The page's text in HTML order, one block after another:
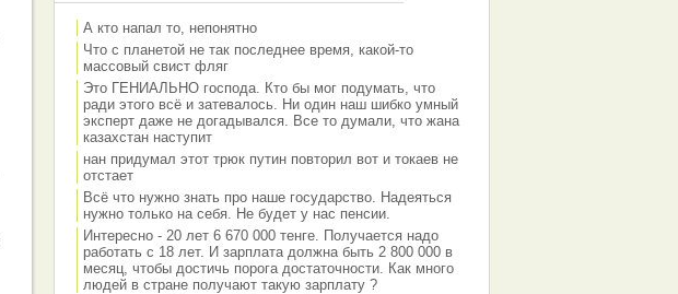
А кто напал то, непонятно
Что с планетой не так последнее время, какой-то
массовый свист фляг
Это ГЕНИАЛЬНО господа. Кто бы мог подумать, что
ради этого всё и затевалось. Ни один наш шибко умный
эксперт даже не догадывался. Все то думали, что жана
казахстан наступит
нан придумал этот трюк путин повторил вот и токаев не
отстает
Всё что нужно знать про наше государство. Надеяться
нужно только на себя. Не будет у нас пенсии.
Интересно - 20 лет 6 670 000 тенге. Получается надо
работать с 18 лет. И зарплата должна быть 2 800 000 в
месяц, чтобы достичь порога достаточности. Как много
людей в стране получают такую зарплату ?